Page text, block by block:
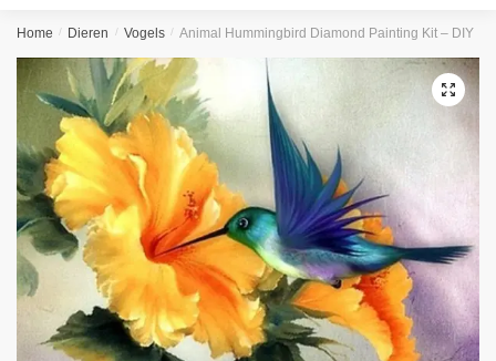
Home / Dieren / Vogels / Animal Hummingbird Diamond Painting Kit – DIY
🔍